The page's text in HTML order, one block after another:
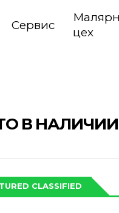
Сервис
цех
В НАЛИЧИИ
CLASSIFIED